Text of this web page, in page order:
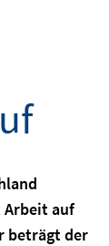
Arbeit auf
beträgt der